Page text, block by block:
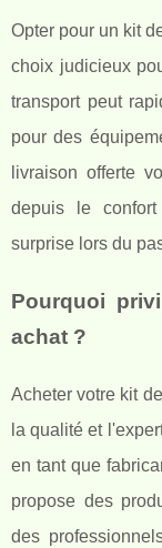
Opter pour un kit
choix judicieux
transport peut
pour des
livraison offerte
depuis le
surprise lors du
Pourquoi
achat ?
Acheter votre kit
la qualité et
en tant que
propose des
des